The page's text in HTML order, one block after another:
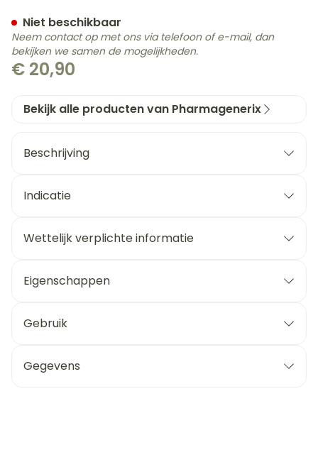
€ 20,90
Niet beschikbaar
Neem contact op met ons via telefoon of e-mail, dan
bekijken we samen de mogelijkheden.
Bekijk alle producten van Pharmagenerix
Beschrijving
Indicatie
Wettelijk verplichte informatie
Eigenschappen
Gebruik
Gegevens